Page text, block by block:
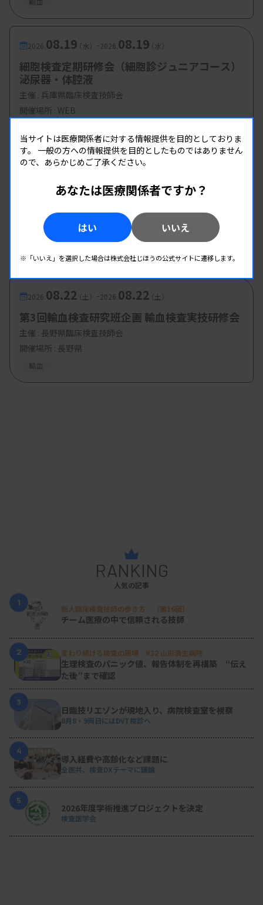
2026. 08.19（水） -2026. 08.19（水）
細胞検査定期研修会（細胞診ジュニアコース）
泌尿器・体腔液
主催 : 兵庫県臨床検査技師会
開催場所 : WEB
08.22 - 08.22
石川県合同輸血療法委員会 金沢講演会
北陸支部、石川県臨床衛生検査技師会
開催場所 : 石川県
2026. 08.22（土） -2026. 08.22（土）
第3回輸血検査研究班企画 輸血検査実技研修会
主催 : 長野県臨床検査技師会
開催場所 : 長野県
輸血
RANKING
人気の記事
1
新人臨床検査技師の歩き方 ［第16回］
チーム医療の中で信頼される技師
2 変わり続ける検査の現場 #32 山形済生病院
生理検査のパニック値、報告体制を再構築 “伝え
た後”まで確認
3
日臨技リエゾンが現地入り、病院検査室を視察
8月8・9両日にはDVT検診へ
4
導入経費や高齢化など課題に
全医共、検査DXテーマに議論
5
2026年度学術推進プロジェクトを決定
検査医学会
当サイトは医療関係者に対する情報提供を目的としておりま
す。 一般の方への情報提供を目的としたものではありません
ので、あらかじめご了承ください。
あなたは医療関係者ですか？
はい いいえ
※「いいえ」を選択した場合は株式会社じほうの公式サイトに遷移します。